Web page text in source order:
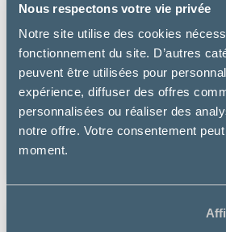
Nous respectons votre vie privée
Notre site utilise des cookies
fonctionnement du site. D’autres
peuvent être utilisées pour
expérience, diffuser des offres
personnalisées ou réaliser des
notre offre. Votre consentement
moment.
Royal Canin
BABYCAT MILK